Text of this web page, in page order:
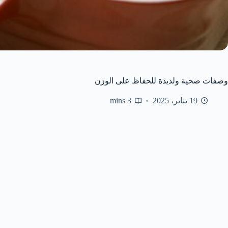
وصفات صحية ولذيذة للحفاظ على الوزن
19 يناير، 2025 3 mins